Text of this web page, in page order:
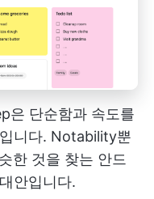
은 단순함과 속도를
니다. Notability뿐
한 것을 찾는 안드
안입니다.